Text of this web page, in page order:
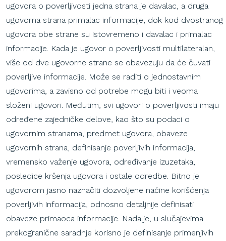
ugovora o poverljivosti jedna strana je davalac, a druga
ugovorna strana primalac informacije, dok kod dvostranog
ugovora obe strane su istovremeno i davalac i primalac
informacije. Kada je ugovor o poverljivosti multilateralan,
više od dve ugovorne strane se obavezuju da će čuvati
poverljive informacije. Može se raditi o jednostavnim
ugovorima, a zavisno od potrebe mogu biti i veoma
složeni ugovori. Međutim, svi ugovori o poverljivosti imaju
određene zajedničke delove, kao što su podaci o
ugovornim stranama, predmet ugovora, obaveze
ugovornih strana, definisanje poverljivih informacija,
vremensko važenje ugovora, određivanje izuzetaka,
posledice kršenja ugovora i ostale odredbe. Bitno je
ugovorom jasno naznačiti dozvoljene načine korišćenja
poverljivih informacija, odnosno detaljnije definisati
obaveze primaoca informacije. Nadalje, u slučajevima
prekogranične saradnje korisno je definisanje primenjivih